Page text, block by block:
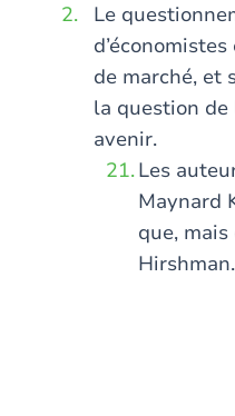
Le
de marché, et
la question de
avenir.
Les
Maynard
que,
Hirshman.